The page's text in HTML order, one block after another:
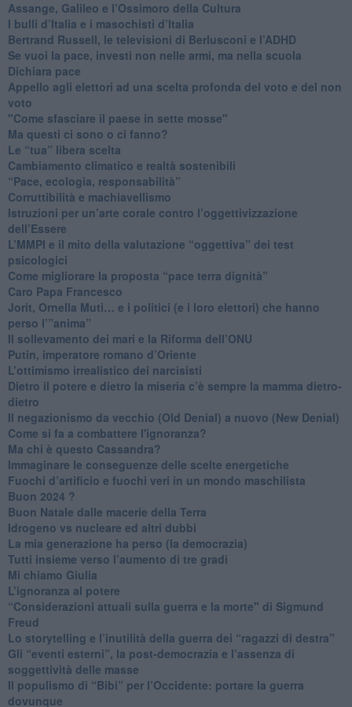
​Assange, Galileo e l’Ossimoro della Cultura
​I bulli d’Italia e i masochisti d’Italia
​Bertrand Russell, le televisioni di Berlusconi e l’ADHD
​Se vuoi la pace, investi non nelle armi, ma nella scuola
​Dichiara pace
​Appello agli elettori ad una scelta profonda del voto e del non
voto
"Come sfasciare il paese in sette mosse"
​Ma questi ci sono o ci fanno?
​Le “tua” libera scelta
Cambiamento climatico e realtà sostenibili
“Pace, ecologia, responsabilità”
​Corruttibilità e machiavellismo
Istruzioni per un’arte corale contro l’oggettivizzazione
dell’Essere
​L’MMPI e il mito della valutazione “oggettiva” dei test
psicologici
Come migliorare la proposta “pace terra dignità”
Caro Papa Francesco
​Jorit, Ornella Muti… e i politici (e i loro elettori) che hanno
perso l’”anima”
​Il sollevamento dei mari e la Riforma dell’ONU
Putin, imperatore romano d’Oriente
​L’ottimismo irrealistico dei narcisisti
​Dietro il potere e dietro la miseria c’è sempre la mamma dietro-
dietro
Il negazionismo da vecchio (Old Denial) a nuovo (New Denial)
Come si fa a combattere l'ignoranza?
Ma chi è questo Cassandra?
Immaginare le conseguenze delle scelte energetiche
​Fuochi d’artificio e fuochi veri in un mondo maschilista
Buon 2024 ?
​Buon Natale dalle macerie della Terra
​Idrogeno vs nucleare ed altri dubbi
​La mia generazione ha perso (la democrazia)
​Tutti insieme verso l’aumento di tre gradi
Mi chiamo Giulia
L’ignoranza al potere
​“Considerazioni attuali sulla guerra e la morte" di Sigmund
Freud
​Lo storytelling e l’inutilità della guerra dei “ragazzi di destra”
​Gli “eventi esterni”, la post-democrazia e l’assenza di
soggettività delle masse
​Il populismo di “Bibi” per l’Occidente: portare la guerra
dovunque